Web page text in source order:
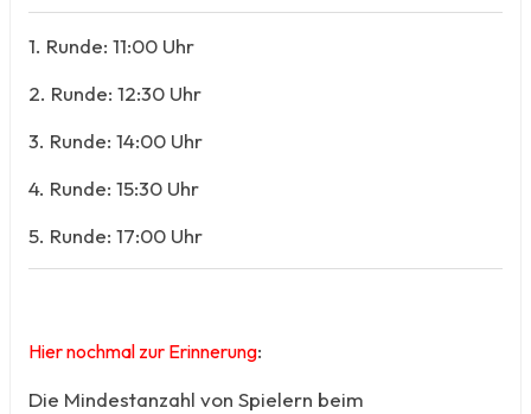
1. Runde: 11:00 Uhr
2. Runde: 12:30 Uhr
3. Runde: 14:00 Uhr
4. Runde: 15:30 Uhr
5. Runde: 17:00 Uhr
Hier nochmal zur Erinnerung:
Die Mindestanzahl von Spielern beim